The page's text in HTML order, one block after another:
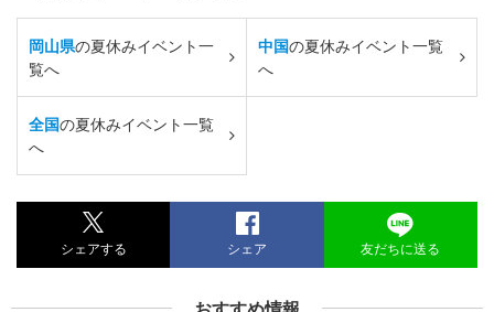
岡山県の夏休みイベント一
覧へ
中国の夏休みイベント一覧
へ
全国の夏休みイベント一覧
へ
シェアする シェア 友だちに送る